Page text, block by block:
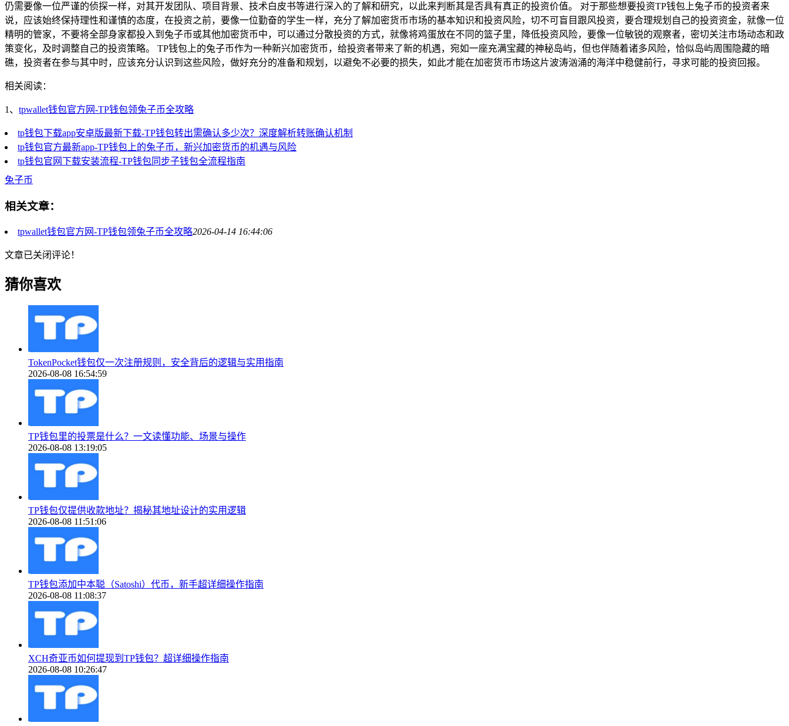
仍需要像一位严谨的侦探一样，对其开发团队、项目背景、技术白皮书等进行深入的了解和研究，以此来判断其是否具有真正的投资价值。 对于那些想要投资TP钱包上兔子币的投资者来
说，应该始终保持理性和谨慎的态度，在投资之前，要像一位勤奋的学生一样，充分了解加密货币市场的基本知识和投资风险，切不可盲目跟风投资，要合理规划自己的投资资金，就像一位
精明的管家，不要将全部身家都投入到兔子币或其他加密货币中，可以通过分散投资的方式，就像将鸡蛋放在不同的篮子里，降低投资风险，要像一位敏锐的观察者，密切关注市场动态和政
策变化，及时调整自己的投资策略。 TP钱包上的兔子币作为一种新兴加密货币，给投资者带来了新的机遇，宛如一座充满宝藏的神秘岛屿，但也伴随着诸多风险，恰似岛屿周围隐藏的暗
礁，投资者在参与其中时，应该充分认识到这些风险，做好充分的准备和规划，以避免不必要的损失，如此才能在加密货币市场这片波涛汹涌的海洋中稳健前行，寻求可能的投资回报。
相关阅读：
1、 tpwallet钱包官方网-TP钱包领兔子币全攻略
tp钱包下载app安卓版最新下载-TP钱包转出需确认多少次？深度解析转账确认机制
tp钱包官方最新app-TP钱包上的兔子币，新兴加密货币的机遇与风险
tp钱包官网下载安装流程-TP钱包同步子钱包全流程指南
兔子币
相关文章：
tpwallet钱包官方网-TP钱包领兔子币全攻略2026-04-14 16:44:06
文章已关闭评论！
猜你喜欢
TokenPocket钱包仅一次注册规则，安全背后的逻辑与实用指南
2026-08-08 16:54:59
TP钱包里的投票是什么？一文读懂功能、场景与操作
2026-08-08 13:19:05
TP钱包仅提供收款地址？揭秘其地址设计的实用逻辑
2026-08-08 11:51:06
TP钱包添加中本聪（Satoshi）代币，新手超详细操作指南
2026-08-08 11:08:37
XCH奇亚币如何提现到TP钱包？超详细操作指南
2026-08-08 10:26:47